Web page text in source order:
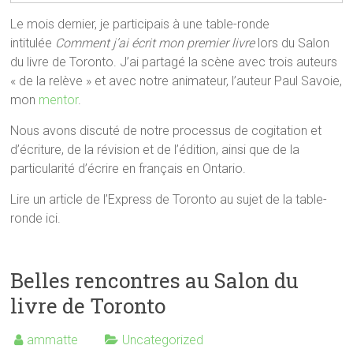
Le mois dernier, je participais à une table-ronde
intitulée Comment j’ai écrit mon premier livrelors du Salon
du livre de Toronto. J’ai partagé la scène avec trois auteurs
« de la relève » et avec notre animateur, l’auteur Paul Savoie,
mon mentor.
Nous avons discuté de notre processus de cogitation et
d’écriture, de la révision et de l’édition, ainsi que de la
particularité d’écrire en français en Ontario.
Lire un article de l’Express de Toronto au sujet de la table-
ronde ici.
Belles rencontres au Salon du
livre de Toronto
ammatte Uncategorized